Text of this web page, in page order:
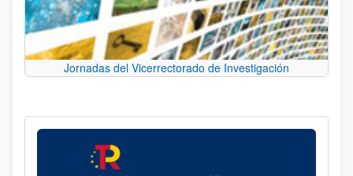
Jornadas del Vicerrectorado de Investigación